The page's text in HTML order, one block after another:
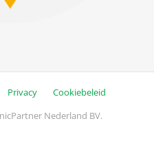
Privacy
Cookiebeleid
Nederland BV.